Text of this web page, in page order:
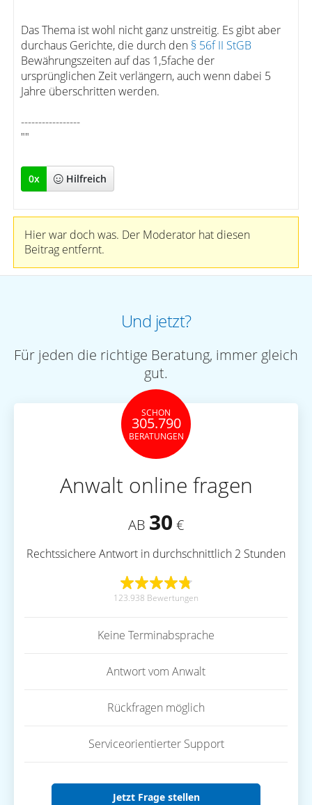
Das Thema ist wohl nicht ganz unstreitig. Es gibt aber
durchaus Gerichte, die durch den § 56f II StGB
Bewährungszeiten auf das 1,5fache der
ursprünglichen Zeit verlängern, auch wenn dabei 5
Jahre überschritten werden.
-----------------
""
0x Hilfreich
Hier war doch was. Der Moderator hat diesen
Beitrag entfernt.
Und jetzt?
Für jeden die richtige Beratung, immer gleich
gut.
SCHON
305.790
BERATUNGEN
Anwalt online fragen
AB 30 €
Rechtssichere Antwort in durchschnittlich 2 Stunden
123.938 Bewertungen
Keine Terminabsprache
Antwort vom Anwalt
Rückfragen möglich
Serviceorientierter Support
Jetzt Frage stellen